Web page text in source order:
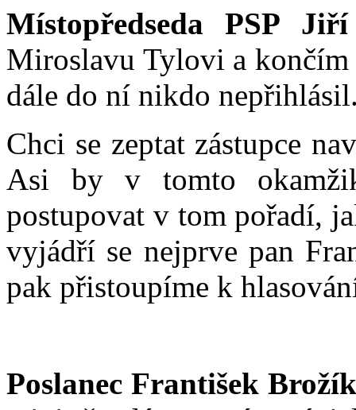
Místopředseda PSP
Miroslavu Tylovi a končím
dále do ní nikdo
Chci se zeptat zástupce
Asi by v tomto
postupovat v tom pořadí,
vyjádří se nejprve pan
pak přistoupíme k
Poslanec František